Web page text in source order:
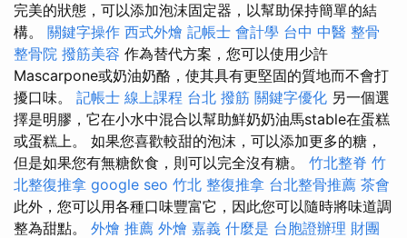
完美的狀態，可以添加泡沫固定器，以幫助保持簡單的結
構。 關鍵字操作 西式外燴 記帳士 會計學 台中 中醫 整骨
整骨院 撥筋美容 作為替代方案，您可以使用少許
Mascarpone或奶油奶酪，使其具有更堅固的質地而不會打
擾口味。 記帳士 線上課程 台北 撥筋 關鍵字優化 另一個選
擇是明膠，它在小水中混合以幫助鮮奶奶油馬stable在蛋糕
或蛋糕上。 如果您喜歡較甜的泡沫，可以添加更多的糖，
但是如果您有無糖飲食，則可以完全沒有糖。 竹北整脊 竹
北整復推拿 google seo 竹北 整復推拿 台北整骨推薦 茶會
此外，您可以用各種口味豐富它，因此您可以隨時將味道調
整為甜點。 外燴 推薦 外燴 嘉義 什麼是 台胞證辦理 財團